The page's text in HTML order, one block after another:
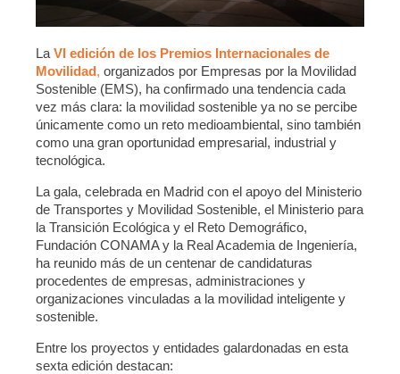
La VI edición de los Premios Internacionales de
Movilidad, organizados por Empresas por la Movilidad
Sostenible (EMS), ha confirmado una tendencia cada
vez más clara: la movilidad sostenible ya no se percibe
únicamente como un reto medioambiental, sino también
como una gran oportunidad empresarial, industrial y
tecnológica.
La gala, celebrada en Madrid con el apoyo del Ministerio
de Transportes y Movilidad Sostenible, el Ministerio para
la Transición Ecológica y el Reto Demográfico,
Fundación CONAMA y la Real Academia de Ingeniería,
ha reunido más de un centenar de candidaturas
procedentes de empresas, administraciones y
organizaciones vinculadas a la movilidad inteligente y
sostenible.
Entre los proyectos y entidades galardonadas en esta
sexta edición destacan: